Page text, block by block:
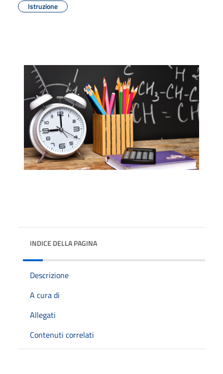
Istruzione
INDICE DELLA PAGINA
Descrizione
A cura di
Allegati
Contenuti correlati